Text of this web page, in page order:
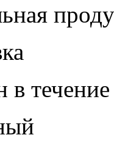
в